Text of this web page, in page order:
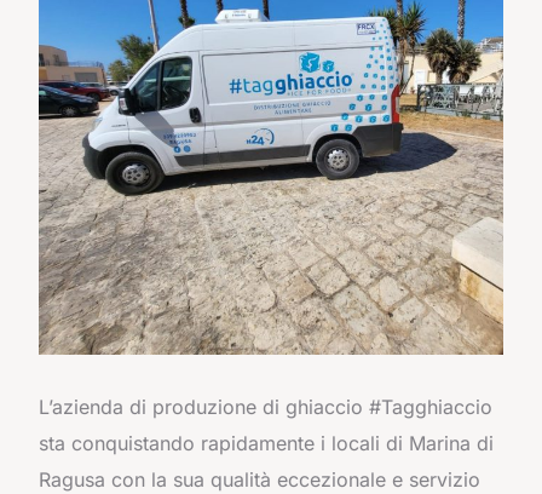
L’azienda di produzione di ghiaccio #Tagghiaccio
sta conquistando rapidamente i locali di Marina di
Ragusa con la sua qualità eccezionale e servizio